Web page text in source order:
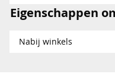
Eigenschappen
Nabij winkels